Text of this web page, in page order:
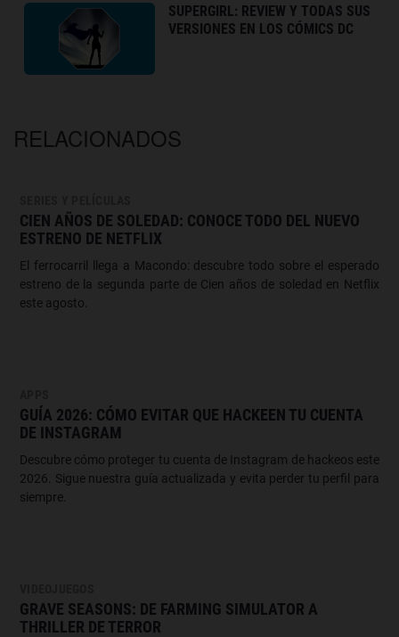
SUPERGIRL: REVIEW Y TODAS SUS
VERSIONES EN LOS CÓMICS DC
RELACIONADOS
CIEN AÑOS DE SOLEDAD: CONOCE TODO DEL NUEVO
ESTRENO DE NETFLIX
El ferrocarril llega a Macondo: descubre todo sobre el esperado
estreno de la segunda parte de Cien años de soledad en Netflix
este agosto.
GUÍA 2026: CÓMO EVITAR QUE HACKEEN TU CUENTA
DE INSTAGRAM
Descubre cómo proteger tu cuenta de Instagram de hackeos este
2026. Sigue nuestra guía actualizada y evita perder tu perfil para
siempre.
GRAVE SEASONS: DE FARMING SIMULATOR A
THRILLER DE TERROR